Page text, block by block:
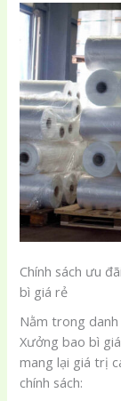
Chính sách ưu
bì giá rẻ
Nằm trong
Xưởng bao bì
mang lại giá trị
chính sách: